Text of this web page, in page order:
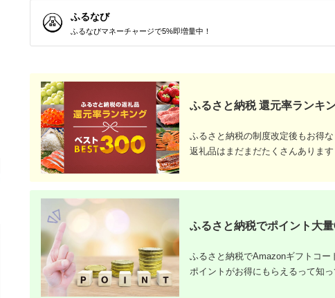
出典：ふるさとチョイ
奈良県 三宅町
お肉屋さん 国産 和牛
ローストビーフ 約
600 ～ 650g 冷凍 お
出典：楽天ふるさと納
税
神奈川県 鎌倉市
【ふるさと納税】ロー
ストビーフの店鎌倉山
黒毛和牛サーロインロ
ーストビーフ500g |
5.0
出典：楽天ふるさと納
熊本県 御船町
県産 あか牛ロースト
出典：楽天
ストビーフ
ふるなび
ふるなびマネーチャージで5%即増量中！
ふるさと納税 還元率ランキ
ふるさと納税の制度改定後もお得な
返礼品はまだまだたくさんあります
ふるさと納税でポイント大量
ふるさと納税でAmazonギフトコー
ポイントがお得にもらえるって知